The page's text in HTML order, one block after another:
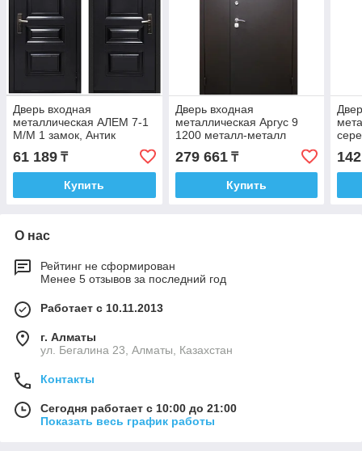
Дверь входная
металлическая АЛЕМ 7-1
М/М 1 замок, Антик
СЕРЕБРО PTD_M
61 189 ₸
Купить
Дверь входная
металлическая Аргус 9
1200 металл-металл
279 661₸
Купить
О нас
Рейтинг не сформирован
Менее 5 отзывов за последний год
Работает с 10.11.2013
г. Алматы
ул. Бегалина 23, Алматы, Казахстан
Контакты
Сегодня работает с 10:00 до 21:00
Показать весь график работы